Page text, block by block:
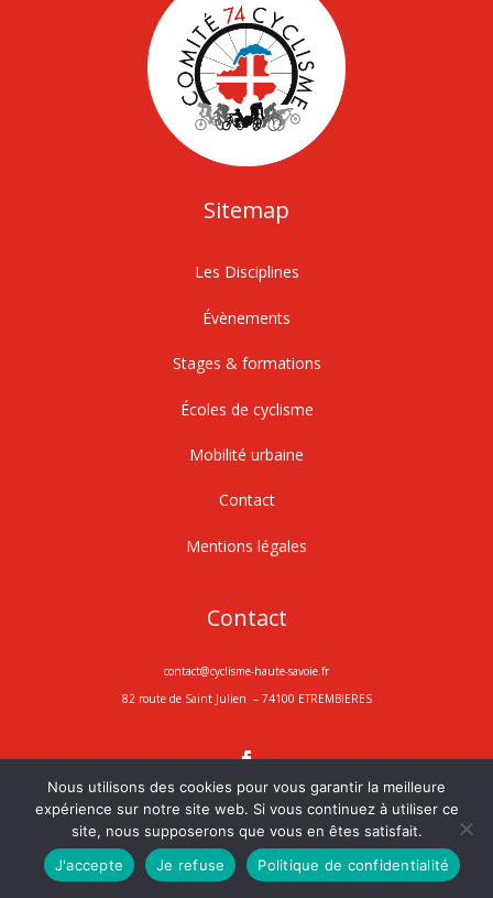
Sitemap
Les Disciplines
Évènements
Stages & formations
Écoles de cyclisme
Mobilité urbaine
Contact
Mentions légales
Contact
contact@cyclisme-haute-savoie.fr
82 route de Saint Julien – 74100 ETREMBIERES
Nous utilisons des cookies pour vous garantir la meilleure
expérience sur notre site web. Si vous continuez à utiliser ce
site, nous supposerons que vous en êtes satisfait.
J'accepte
Je refuse Politique de confidentialité